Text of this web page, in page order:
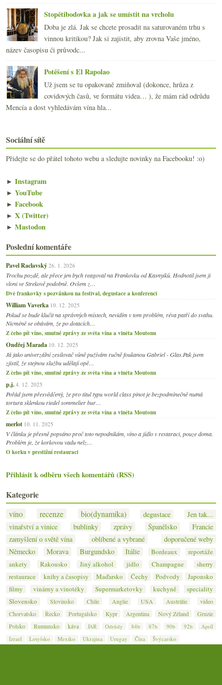
Stopětibodovka a jak se umístit na vrcholu
Doba je zlá. Jak se chcete prosadit na saturovaném trhu s
vinnou kritikou? Jak si zajistit, aby zrovna Vaše jméno,
název časopisu či průvodc...
Potěšení s El Rapolao
Už jsem se tu opakovaně zmiňoval (dokonce, hrůza z
covidových časů, ve formátu videa… ), že mám rád odrůdu
Mencía a dost vyhledávám vína hla...
Sociální sítě
Přidejte se do přátel tohoto webu a sledujte novinky na Facebooku! :o)
► Instagram
► YouTube
► Facebook
► X (Twitter)
► Mastodon
Poslední komentáře
Pavel Raclavský 26. 1. 2026
Trochu pozdě, ale přece jen bych reagoval na Frankovku od Kasnyiků. Hodnotil jsem ji
vloni ve Strekově podobně. Ovšem z…
Dvě frankovky s pozvánkou na festival, degustace a konferenci
William Vaverka 10. 12. 2025
Pokud se bude klučit na správných místech, nevidím v tom problém, réva patří do svahu.
Nicméně se obávám, že po dotacích…
Z čeho pít víno, smutné zprávy ze světa vína a viněta Moutonu
Ondřej Marada 10. 12. 2025
Já jako univerzální zesilovač vůně pužívám ručně foukanou Gabriel - Glas.Pak jsem
zjistil, že stejnou službu udělají opě…
Z čeho pít víno, smutné zprávy ze světa vína a viněta Moutonu
p.j. 4. 12. 2025
Pořád jsem přesvědčený, že pro titul typu world class pinot je bezpodmínečně nutná
tortura sklenkou riedel sommelier bur…
Z čeho pít víno, smutné zprávy ze světa vína a viněta Moutonu
merlot 10. 11. 2025
V článku je přesně popsáno proč toto nepodnikám, víno a jídlo v restaraci, pouze doma.
Problém je, že korkovou vadu nelz…
O korku v prestižní restauraci
Přihlásit k odběru všech komentářů (RSS)
Kategorie
víno recenze bio(dynamika) degustace
Jen tak...
vinařství a vinice
bublinky zprávy Španělsko
Francie
zamyšlení o světě vína
oblíbené a vybrané
doporučené weby
Německo
Morava Burgundsko Itálie Bordeaux
reportáže
ankety
Rakousko Jiný alkohol jídlo Champagne
sherry
restaurace
knihy a časopisy Maďarsko Čechy Podvody
Japonsko
filmy
vinárny a vinotéky Supermarketovky kuchyně
speciality
Slovensko
Slovinsko Chile Anglie USA Austrálie
video
Chorvatsko
Řecko Portugalsko Kypr Argentina Nový Zéland
Gruzie
Polsko
Rumunsko káva JAR Odrůdy 84b 87b 90b 92b
Apríl
Izrael
Lotyšsko Mexiko Ukrajina Urugay Čína Švýcarsko